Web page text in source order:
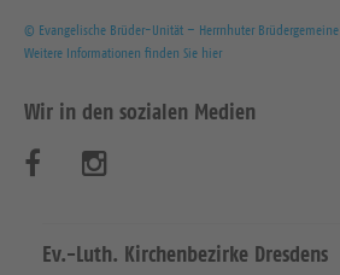
© Evangelische Brüder-Unität – Herrnhuter Brüdergemeine
Weitere Informationen finden Sie hier
Wir in den sozialen Medien
s
s
Ev.-Luth. Kirchenbezirke Dresdens